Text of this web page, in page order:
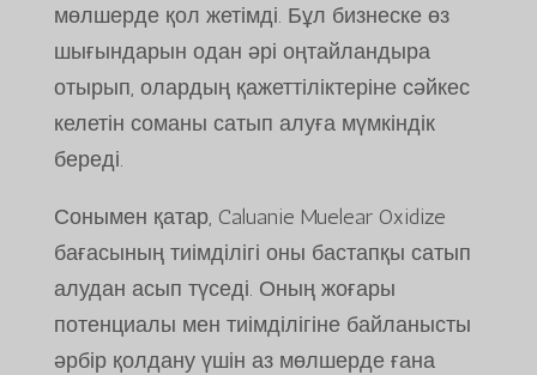
мөлшерде қол жетімді. Бұл бизнеске өз
шығындарын одан әрі оңтайландыра
отырып, олардың қажеттіліктеріне сәйкес
келетін соманы сатып алуға мүмкіндік
береді.
Сонымен қатар, Caluanie Muelear Oxidize
бағасының тиімділігі оны бастапқы сатып
алудан асып түседі. Оның жоғары
потенциалы мен тиімділігіне байланысты
әрбір қолдану үшін аз мөлшерде ғана